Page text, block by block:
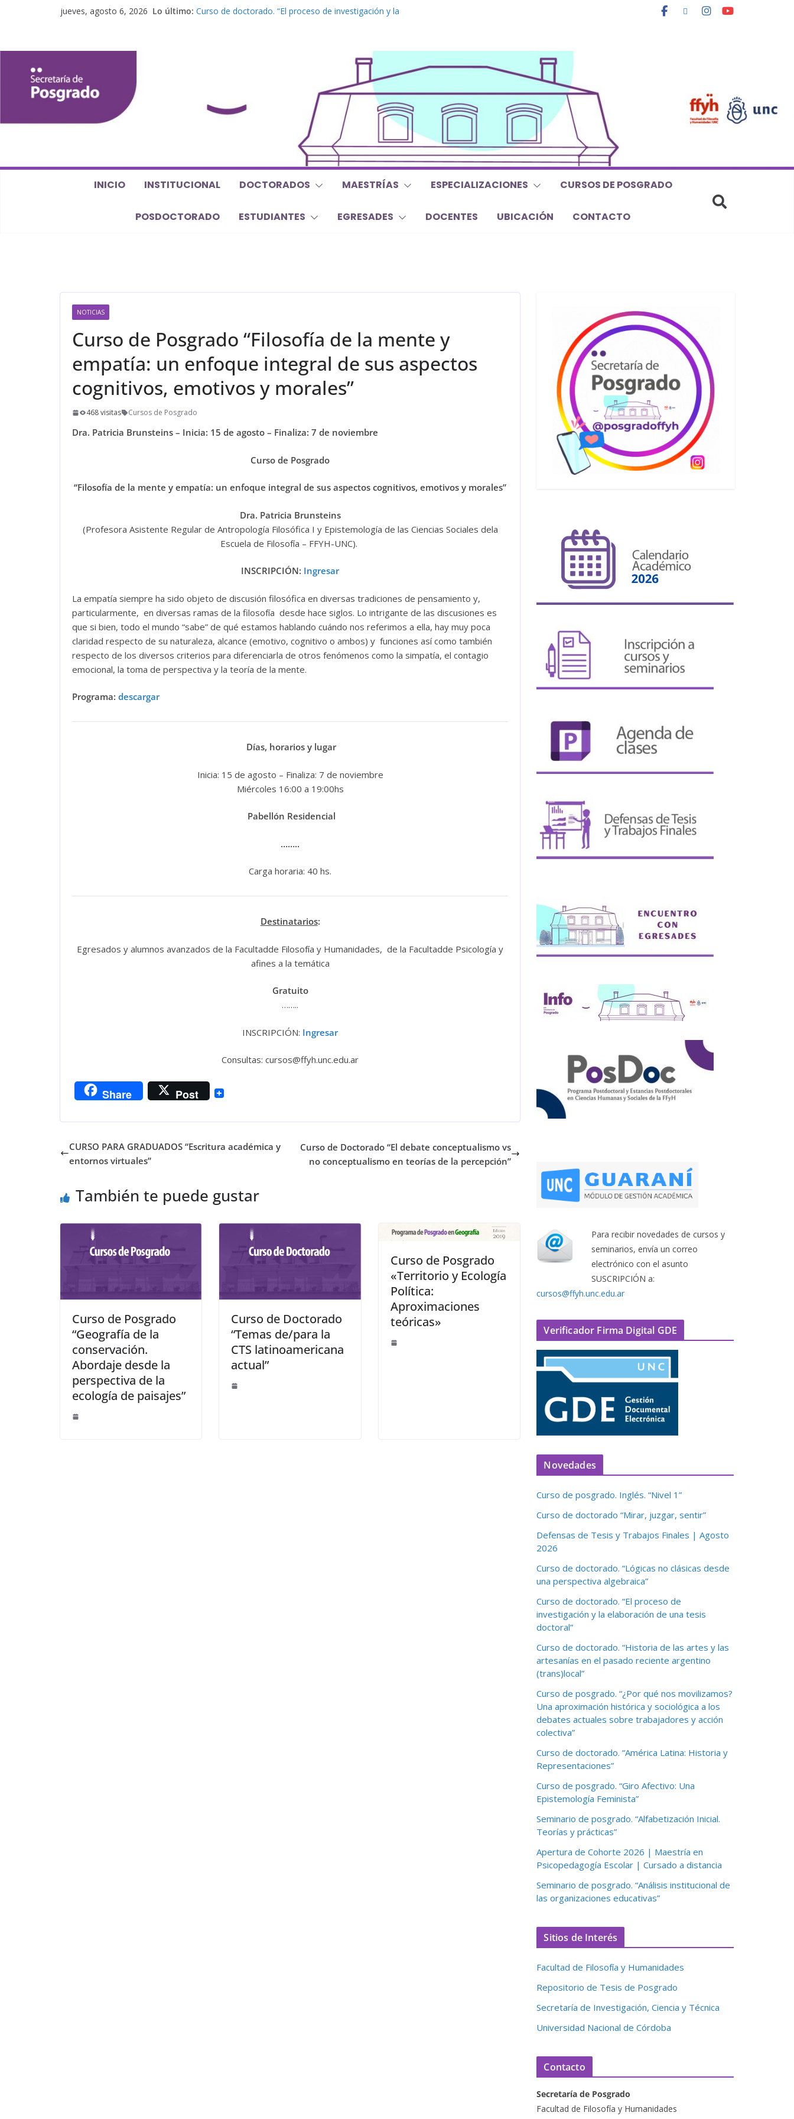
jueves, agosto 6, 2026 Lo último: Curso de doctorado. “El proceso de investigación y la
Defensas de Tesis y Trabajos Finales | Agosto 2026
INICIO INSTITUCIONAL DOCTORADOS MAESTRÍAS ESPECIALIZACIONES CURSOS DE POSGRADO
POSDOCTORADO ESTUDIANTES EGRESADES DOCENTES UBICACIÓN CONTACTO
NOTICIAS
Curso de Posgrado “Filosofía de la mente y
empatía: un enfoque integral de sus aspectos
cognitivos, emotivos y morales”
468 visitas Cursos de Posgrado
Dra. Patricia Brunsteins – Inicia: 15 de agosto – Finaliza: 7 de noviembre
Curso de Posgrado
“Filosofía de la mente y empatía: un enfoque integral de sus aspectos cognitivos, emotivos y morales”
Dra. Patricia Brunsteins
(Profesora Asistente Regular de Antropología Filosófica I y Epistemología de las Ciencias Sociales dela
Escuela de Filosofía – FFYH-UNC).
INSCRIPCIÓN: Ingresar
La empatía siempre ha sido objeto de discusión filosófica en diversas tradiciones de pensamiento y,
particularmente, en diversas ramas de la filosofía desde hace siglos. Lo intrigante de las discusiones es
que si bien, todo el mundo “sabe” de qué estamos hablando cuándo nos referimos a ella, hay muy poca
claridad respecto de su naturaleza, alcance (emotivo, cognitivo o ambos) y funciones así como también
respecto de los diversos criterios para diferenciarla de otros fenómenos como la simpatía, el contagio
emocional, la toma de perspectiva y la teoría de la mente.
Programa: descargar
Días, horarios y lugar
Inicia: 15 de agosto – Finaliza: 7 de noviembre
Miércoles 16:00 a 19:00hs
Pabellón Residencial
……..
Carga horaria: 40 hs.
Destinatarios:
Egresados y alumnos avanzados de la Facultadde Filosofía y Humanidades, de la Facultadde Psicología y
afines a la temática
Gratuito
……..
INSCRIPCIÓN: Ingresar
Consultas: cursos@ffyh.unc.edu.ar
Share Post
CURSO PARA GRADUADOS “Escritura académica y
entornos virtuales”
Curso de Doctorado “El debate conceptualismo vs
no conceptualismo en teorías de la percepción”
También te puede gustar
Curso de Posgrado
“Geografía de la
conservación.
Abordaje desde la
perspectiva de la
ecología de paisajes”
Curso de Doctorado
“Temas de/para la
CTS latinoamericana
actual”
Curso de Posgrado
«Territorio y Ecología
Política:
Aproximaciones
teóricas»
Para recibir novedades de cursos y
seminarios, envía un correo
electrónico con el asunto
SUSCRIPCIÓN a:
cursos@ffyh.unc.edu.ar
Verificador Firma Digital GDE
Novedades
Curso de posgrado. Inglés. “Nivel 1”
Curso de doctorado “Mirar, juzgar, sentir”
Defensas de Tesis y Trabajos Finales | Agosto
2026
Curso de doctorado. “Lógicas no clásicas desde
una perspectiva algebraica”
Curso de doctorado. “El proceso de
investigación y la elaboración de una tesis
doctoral”
Curso de doctorado. “Historia de las artes y las
artesanías en el pasado reciente argentino
(trans)local”
Curso de posgrado. “¿Por qué nos movilizamos?
Una aproximación histórica y sociológica a los
debates actuales sobre trabajadores y acción
colectiva”
Curso de doctorado. “América Latina: Historia y
Representaciones”
Curso de posgrado. “Giro Afectivo: Una
Epistemología Feminista”
Seminario de posgrado. “Alfabetización Inicial.
Teorías y prácticas”
Apertura de Cohorte 2026 | Maestría en
Psicopedagogía Escolar | Cursado a distancia
Seminario de posgrado. “Análisis institucional de
las organizaciones educativas”
Sitios de Interés
Facultad de Filosofía y Humanidades
Repositorio de Tesis de Posgrado
Secretaría de Investigación, Ciencia y Técnica
Universidad Nacional de Córdoba
Contacto
Secretaría de Posgrado
Facultad de Filosofía y Humanidades